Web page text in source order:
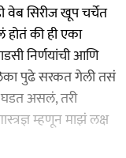
वेब सिरीज खूप चर्चेत
की ही एका
निर्णयांची आणि
पुढे सरकत गेली तसं
घडत असलं, तरी
म्हणून माझं लक्ष